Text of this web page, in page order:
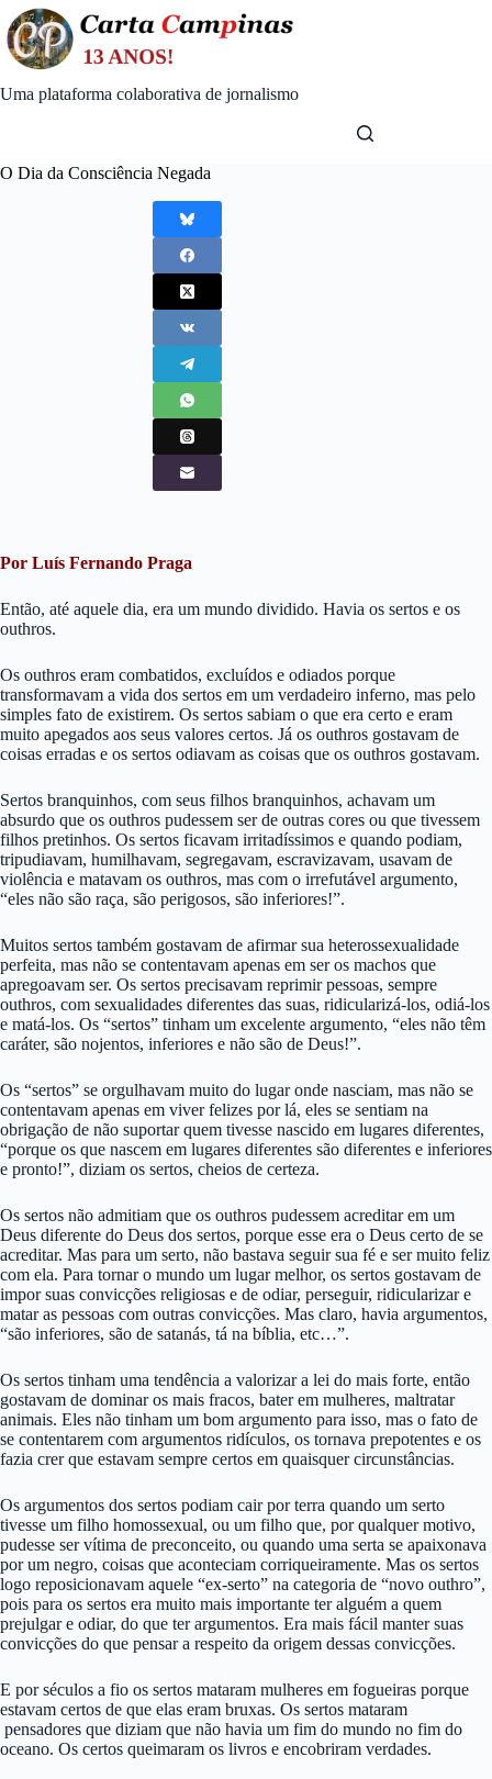
Skip
to
content
Uma plataforma colaborativa de jornalismo
O Dia da Consciência Negada
Por Luís Fernando Praga
Então, até aquele dia, era um mundo dividido. Havia os sertos e os
outhros.
Os outhros eram combatidos, excluídos e odiados porque
transformavam a vida dos sertos em um verdadeiro inferno, mas pelo
simples fato de existirem. Os sertos sabiam o que era certo e eram
muito apegados aos seus valores certos. Já os outhros gostavam de
coisas erradas e os sertos odiavam as coisas que os outhros gostavam.
Sertos branquinhos, com seus filhos branquinhos, achavam um
absurdo que os outhros pudessem ser de outras cores ou que tivessem
filhos pretinhos. Os sertos ficavam irritadíssimos e quando podiam,
tripudiavam, humilhavam, segregavam, escravizavam, usavam de
violência e matavam os outhros, mas com o irrefutável argumento,
“eles não são raça, são perigosos, são inferiores!”.
Muitos sertos também gostavam de afirmar sua heterossexualidade
perfeita, mas não se contentavam apenas em ser os machos que
apregoavam ser. Os sertos precisavam reprimir pessoas, sempre
outhros, com sexualidades diferentes das suas, ridicularizá-los, odiá-los
e matá-los. Os “sertos” tinham um excelente argumento, “eles não têm
caráter, são nojentos, inferiores e não são de Deus!”.
Os “sertos” se orgulhavam muito do lugar onde nasciam, mas não se
contentavam apenas em viver felizes por lá, eles se sentiam na
obrigação de não suportar quem tivesse nascido em lugares diferentes,
“porque os que nascem em lugares diferentes são diferentes e inferiores
e pronto!”, diziam os sertos, cheios de certeza.
Os sertos não admitiam que os outhros pudessem acreditar em um
Deus diferente do Deus dos sertos, porque esse era o Deus certo de se
acreditar. Mas para um serto, não bastava seguir sua fé e ser muito feliz
com ela. Para tornar o mundo um lugar melhor, os sertos gostavam de
impor suas convicções religiosas e de odiar, perseguir, ridicularizar e
matar as pessoas com outras convicções. Mas claro, havia argumentos,
“são inferiores, são de satanás, tá na bíblia, etc…”.
Os sertos tinham uma tendência a valorizar a lei do mais forte, então
gostavam de dominar os mais fracos, bater em mulheres, maltratar
animais. Eles não tinham um bom argumento para isso, mas o fato de
se contentarem com argumentos ridículos, os tornava prepotentes e os
fazia crer que estavam sempre certos em quaisquer circunstâncias.
Os argumentos dos sertos podiam cair por terra quando um serto
tivesse um filho homossexual, ou um filho que, por qualquer motivo,
pudesse ser vítima de preconceito, ou quando uma serta se apaixonava
por um negro, coisas que aconteciam corriqueiramente. Mas os sertos
logo reposicionavam aquele “ex-serto” na categoria de “novo outhro”,
pois para os sertos era muito mais importante ter alguém a quem
prejulgar e odiar, do que ter argumentos. Era mais fácil manter suas
convicções do que pensar a respeito da origem dessas convicções.
E por séculos a fio os sertos mataram mulheres em fogueiras porque
estavam certos de que elas eram bruxas. Os sertos mataram
pensadores que diziam que não havia um fim do mundo no fim do
oceano. Os certos queimaram os livros e encobriram verdades.